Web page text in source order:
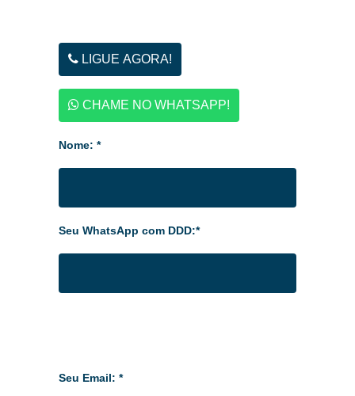
LIGUE AGORA!
CHAME NO WHATSAPP!
Nome: *
Seu WhatsApp com DDD:*
Seu Email: *